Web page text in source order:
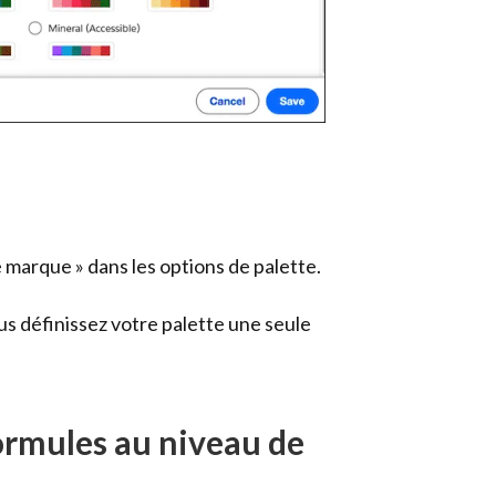
» dans les options de palette.
définissez votre palette une seule
au niveau de